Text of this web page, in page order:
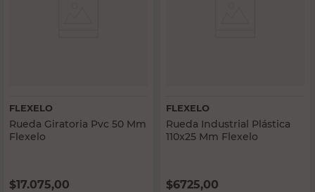
FLEXELO
Rueda Giratoria Pvc 50 Mm
Flexelo
$17.075,00
FLEXELO
Rueda Industrial Plástica
110x25 Mm Flexelo
$6725,00